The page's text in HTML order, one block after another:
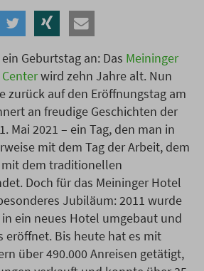
Geburtstag an: Das Meininger
wird zehn Jahre alt. Nun
zurück auf den Eröffnungstag am
an freudige Geschichten der
Mai 2021 – ein Tag, den man in
mit dem Tag der Arbeit, dem
dem traditionellen
Doch für das Meininger Hotel
Jubiläum: 2011 wurde
ein neues Hotel umgebaut und
eröffnet. Bis heute hat es mit
über 490.000 Anreisen getätigt,